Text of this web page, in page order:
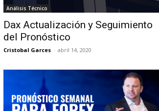
Análisis Técnico
Dax Actualización y Seguimiento
del Pronóstico
Cristobal Garces - abril 14, 2020